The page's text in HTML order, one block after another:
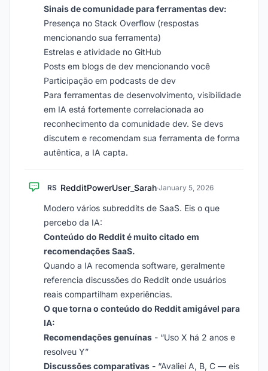
Sinais de comunidade para ferramentas dev:
Presença no Stack Overflow (respostas
mencionando sua ferramenta)
Estrelas e atividade no GitHub
Posts em blogs de dev mencionando você
Participação em podcasts de dev
Para ferramentas de desenvolvimento, visibilidade
em IA está fortemente correlacionada ao
reconhecimento da comunidade dev. Se devs
discutem e recomendam sua ferramenta de forma
autêntica, a IA capta.
RS RedditPowerUser_Sarah·January 5, 2026
Modero vários subreddits de SaaS. Eis o que
percebo da IA:
Conteúdo do Reddit é muito citado em
recomendações SaaS.
Quando a IA recomenda software, geralmente
referencia discussões do Reddit onde usuários
reais compartilham experiências.
O que torna o conteúdo do Reddit amigável para
IA:
Recomendações genuínas - “Uso X há 2 anos e
resolveu Y”
Discussões comparativas - “Avaliei A, B, C — eis